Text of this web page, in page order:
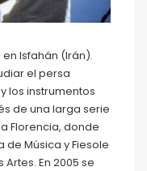
Isfahán (Irán).
el persa
los instrumentos
de una larga serie
Florencia, donde
Música y Fiesole
En 2005 se